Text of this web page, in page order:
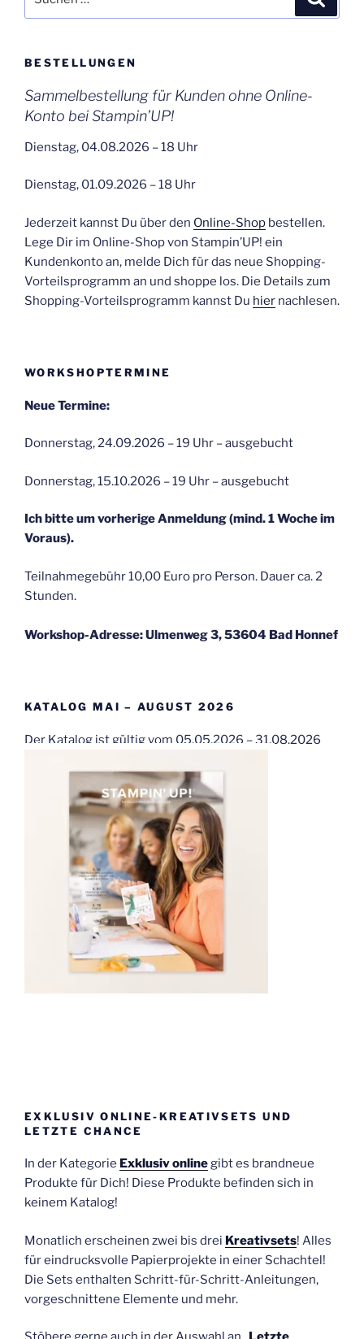
nach:
BESTELLUNGEN
Sammelbestellung für Kunden ohne Online-
Konto bei Stampin’UP!
Dienstag, 04.08.2026 – 18 Uhr
Dienstag, 01.09.2026 – 18 Uhr
Jederzeit kannst Du über den Online-Shop bestellen.
Lege Dir im Online-Shop von Stampin’UP! ein
Kundenkonto an, melde Dich für das neue Shopping-
Vorteilsprogramm an und shoppe los. Die Details zum
Shopping-Vorteilsprogramm kannst Du hier nachlesen.
WORKSHOPTERMINE
Neue Termine:
Donnerstag, 24.09.2026 – 19 Uhr – ausgebucht
Donnerstag, 15.10.2026 – 19 Uhr – ausgebucht
Ich bitte um vorherige Anmeldung (mind. 1 Woche im
Voraus).
Teilnahmegebühr 10,00 Euro pro Person. Dauer ca. 2
Stunden.
Workshop-Adresse: Ulmenweg 3, 53604 Bad Honnef
KATALOG MAI – AUGUST 2026
Der Katalog ist gültig vom 05.05.2026 – 31.08.2026
EXKLUSIV ONLINE-KREATIVSETS UND
LETZTE CHANCE
In der Kategorie Exklusiv onlinegibt es brandneue
Produkte für Dich! Diese Produkte befinden sich in
keinem Katalog!
Monatlich erscheinen zwei bis drei Kreativsets! Alles
für eindrucksvolle Papierprojekte in einer Schachtel!
Die Sets enthalten Schritt-für-Schritt-Anleitungen,
vorgeschnittene Elemente und mehr.